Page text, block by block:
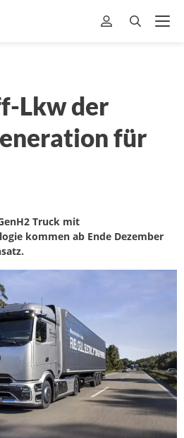
Lkw der
für
Truck mit
kommen ab Ende Dezember